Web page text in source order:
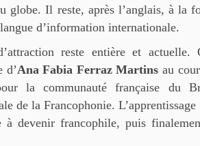
globe. Il reste, après l’anglais, à la
d’information internationale.
reste entière et
d’Ana Fabia Ferraz Martins au
la communauté française du
de la Francophonie.
à devenir francophile, puis